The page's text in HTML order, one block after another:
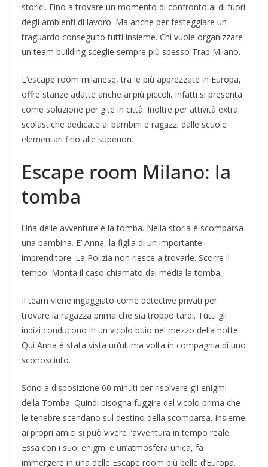
storici. Fino a trovare un momento di confronto al di fuori
degli ambienti di lavoro. Ma anche per festeggiare un
traguardo conseguito tutti insieme. Chi vuole organizzare
un team building sceglie sempre più spesso Trap Milano.
L’escape room milanese, tra le più apprezzate in Europa,
offre stanze adatte anche ai più piccoli. Infatti si presenta
come soluzione per gite in città. Inoltre per attività extra
scolastiche dedicate ai bambini e ragazzi dalle scuole
elementari fino alle superiori.
Escape room Milano: la
tomba
Una delle avventure è la tomba. Nella storia è scomparsa
una bambina. E’ Anna, la figlia di un importante
imprenditore. La Polizia non riesce a trovarle. Scorre il
tempo. Monta il caso chiamato dai media la tomba.
Il team viene ingaggiato come detective privati per
trovare la ragazza prima che sia troppo tardi. Tutti gli
indizi conducono in un vicolo buio nel mezzo della notte.
Qui Anna è stata vista un’ultima volta in compagnia di uno
sconosciuto.
Sono a disposizione 60 minuti per risolvere gli enigmi
della Tomba. Quindi bisogna fuggire dal vicolo prima che
le tenebre scendano sul destino della scomparsa. Insieme
ai propri amici si può vivere l’avventura in tempo reale.
Essa con i suoi enigmi e un’atmosfera unica, fa
immergere in una delle Escape room più belle d’Europa.